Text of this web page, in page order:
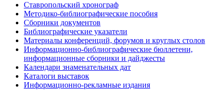
Ставропольский хронограф
Методико-библиографические пособия
Сборники документов
Библиографические указатели
Материалы конференций, форумов и круглых столов
Информационно-библиографические бюллетени,
информационные сборники и дайджесты
Календари знаменательных дат
Каталоги выставок
Информационно-рекламные издания